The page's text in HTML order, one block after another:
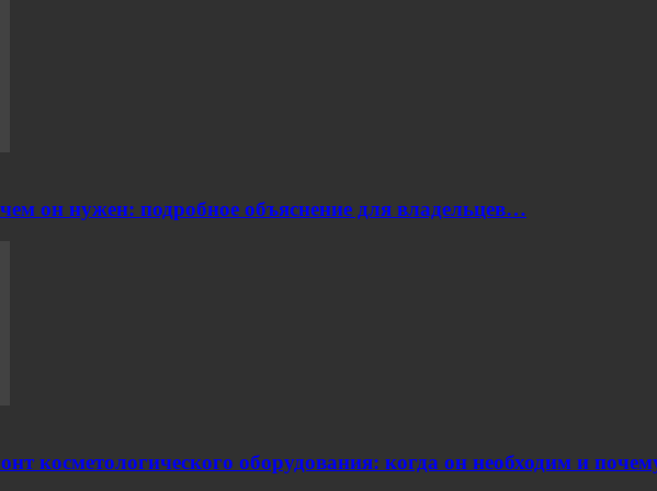
он нужен: подробное объяснение для владельцев…
косметологического оборудования: когда он необходим и